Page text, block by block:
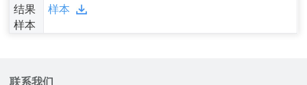
结果
样本
样本
联系我们